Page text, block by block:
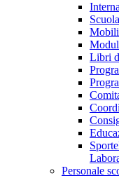
Libri
Personale